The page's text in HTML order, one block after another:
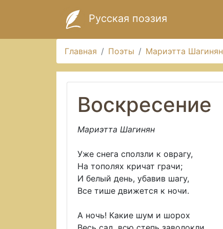
Русская поэзия
Главная Поэты Мариэтта Шагинян
Воскресение
Мариэтта Шагинян
Уже снега сползли к оврагу,
На тополях кричат грачи;
И белый день, убавив шагу,
Все тише движется к ночи.
А ночь! Какие шум и шорох